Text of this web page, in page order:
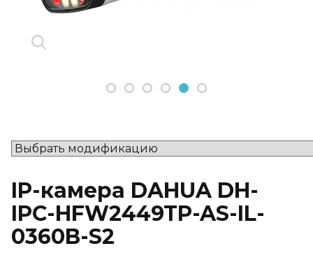
1 2 3 4 5 6
IP-камера DAHUA DH-
IPC-HFW2449TP-AS-IL-
0360B-S2